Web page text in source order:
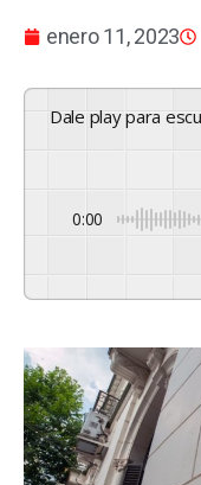
enero 11, 2023
Dale play para
0:00